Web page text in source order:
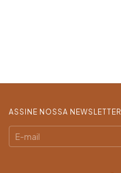
ASSINE NOSSA NEWSLETTER